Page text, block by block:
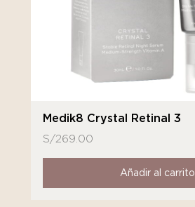
Medik8 Crystal Retinal 3
S/269.00
Añadir al carrito